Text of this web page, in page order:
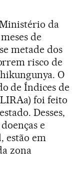
da
de
metade dos
risco de
O
de Índices de
foi feito
Desses,
e
estão em
zona